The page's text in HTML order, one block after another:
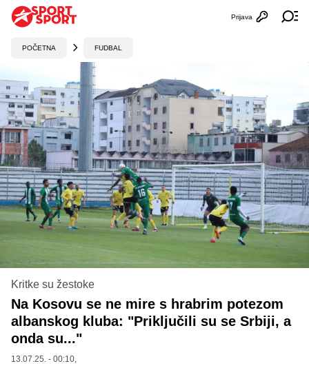
Otvori
Prijava
POČETNA FUDBAL
Kritke su žestoke
Na Kosovu se ne mire s hrabrim potezom
albanskog kluba: "Priključili su se Srbiji, a
onda su..."
13.07.25. - 00:10,